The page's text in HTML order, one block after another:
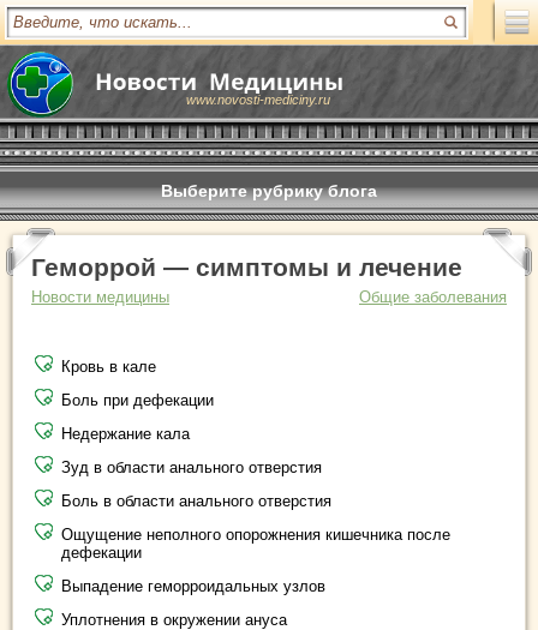
www.novosti-mediciny.ru
Выберите рубрику блога
Геморрой — симптомы и лечение
Новости медицины Общие заболевания
Кровь в кале
Боль при дефекации
Недержание кала
Зуд в области анального отверстия
Боль в области анального отверстия
Ощущение неполного опорожнения кишечника после
дефекации
Выпадение геморроидальных узлов
Уплотнения в окружении ануса